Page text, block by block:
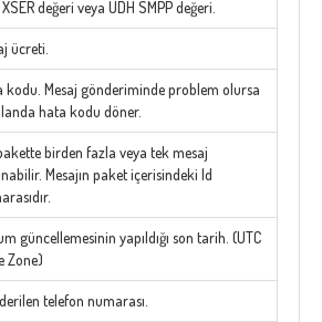
XSER değeri veya UDH SMPP değeri.
ücreti.
kodu. Mesaj gönderiminde problem olursa
hata kodu döner.
birden fazla veya tek mesaj
Mesajın paket içerisindeki Id
güncellemesinin yapıldığı son tarih. (UTC
Zone)
telefon numarası.